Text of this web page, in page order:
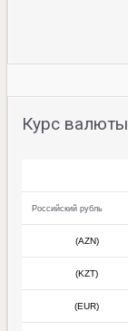
Курс валюты
Российский рубль
(AZN)
(KZT)
(EUR)